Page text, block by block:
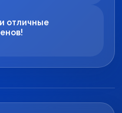
отличные